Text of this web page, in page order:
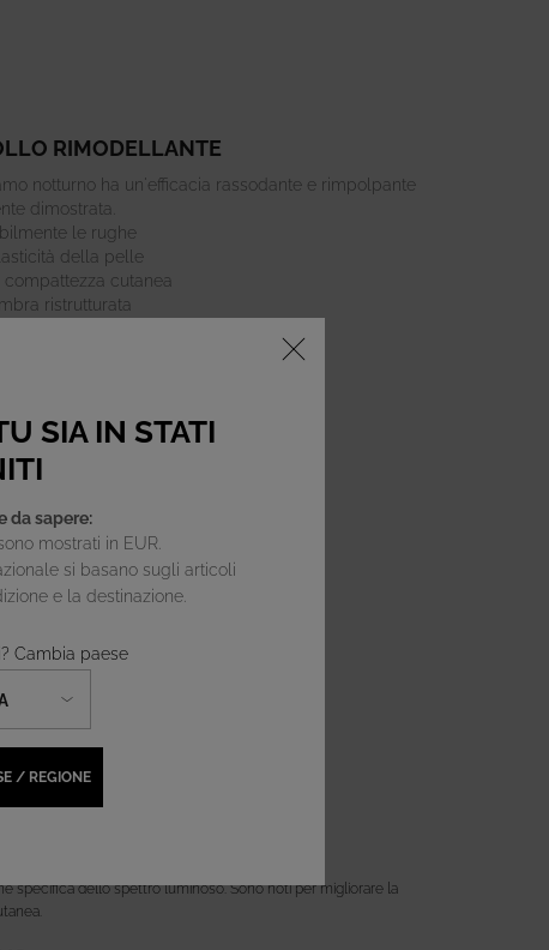
RIMODELLANTE
notturno ha un'efficacia rassodante e rimpolpante
dimostrata.
le rughe
della pelle
cutanea
ristrutturata
specifica dello spettro luminoso. Sono noti per migliorare la
SIA IN STATI
da sapere:
mostrati in EUR.
si basano sugli articoli
e la destinazione.
Cambia paese
/ REGIONE